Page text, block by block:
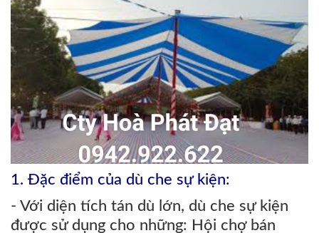
1. Đặc điểm của dù che sự kiện:
- Với diện tích tán dù lớn, dù che sự kiện
được sử dụng cho những: Hội chợ bán